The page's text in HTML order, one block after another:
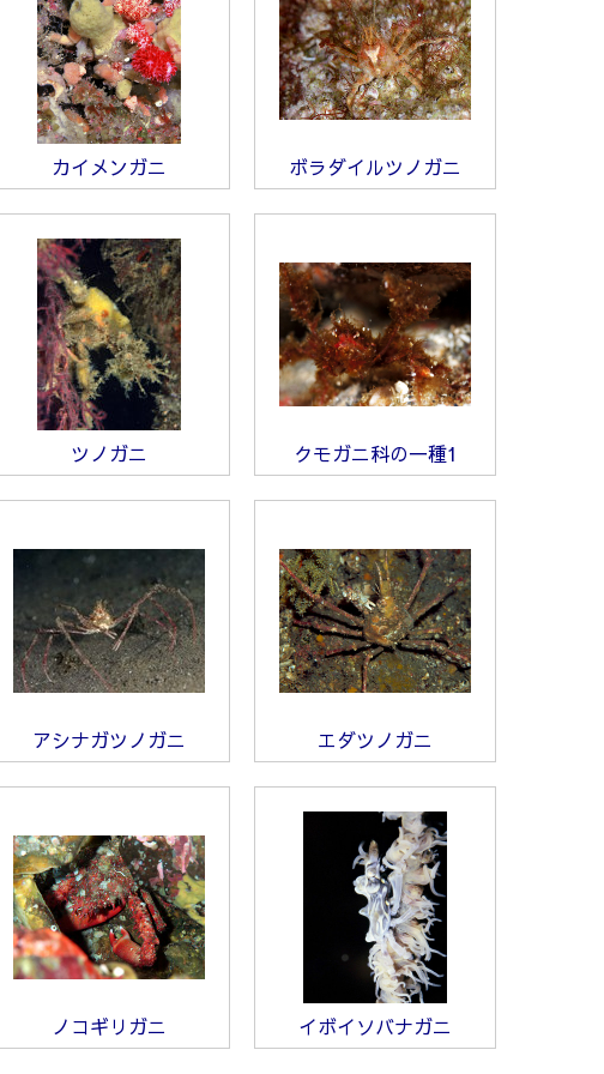
カイメンガニ ボラダイルツノガニ
ツノガニ クモガニ科の一種1
アシナガツノガニ エダツノガニ
ノコギリガニ イボイソバナガニ